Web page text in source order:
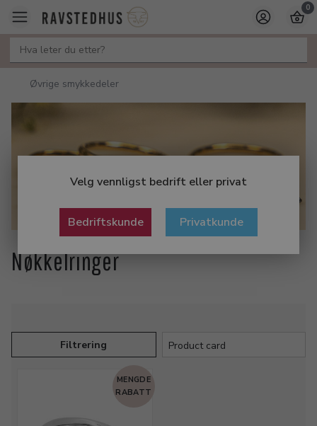
Velg vennligst bedrift eller privat
Bedriftskunde Privatkunde
0
Øvrige smykkedeler
Nøkkelringer
Filtrering
MENGDE
RABATT